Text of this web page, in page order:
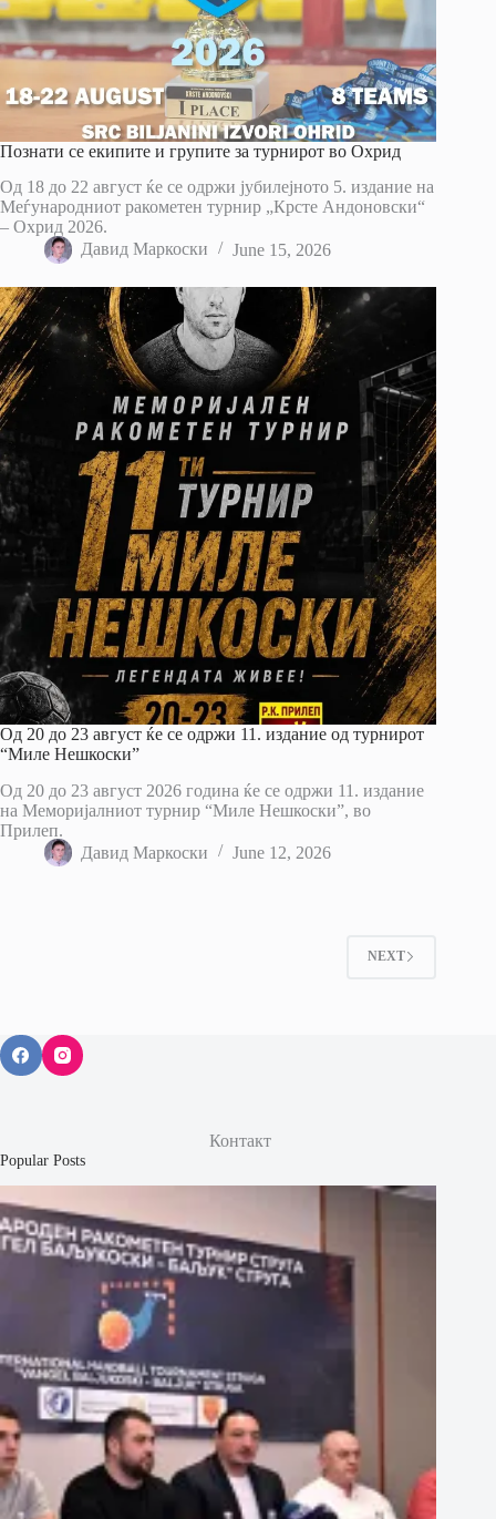
Познати се екипите и групите за турнирот во Охрид
Од 18 до 22 август ќе се одржи јубилејното 5. издание на
Меѓународниот ракометен турнир „Крсте Андоновски“
– Охрид 2026.
Давид Маркоски
June 15, 2026
Од 20 до 23 август ќе се одржи 11. издание од турнирот
“Миле Нешкоски”
Од 20 до 23 август 2026 година ќе се одржи 11. издание
на Меморијалниот турнир “Миле Нешкоски”, во
Прилеп.
Давид Маркоски
June 12, 2026
NEXT
Контакт
Popular Posts